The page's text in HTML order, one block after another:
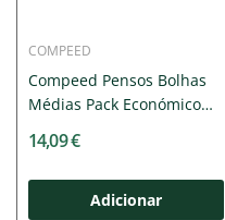
COMPEED
Compeed Pensos Bolhas
Médias Pack Económico
14,09 €
Adicionar